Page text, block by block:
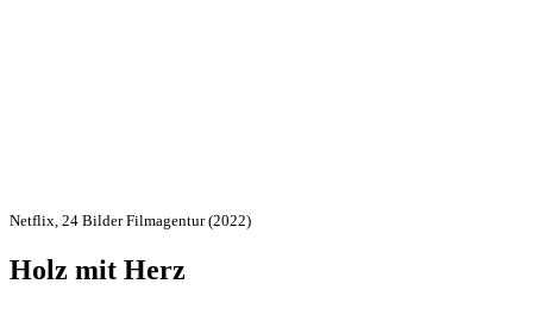
Netflix, 24 Bilder Filmagentur (2022)
Holz mit Herz